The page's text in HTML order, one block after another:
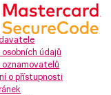
údajů
oznamovatelů
o přístupnosti